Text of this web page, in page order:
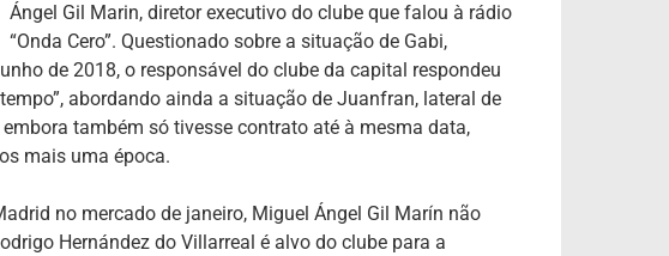
Ángel Gil Marin, diretor executivo do clube que falou à rádio
“Onda Cero”. Questionado sobre a situação de Gabi,
de 2018, o responsável do clube da capital respondeu
abordando ainda a situação de Juanfran, lateral de
também só tivesse contrato até à mesma data,
mais uma época.
no mercado de janeiro, Miguel Ángel Gil Marín não
Hernández do Villarreal é alvo do clube para a